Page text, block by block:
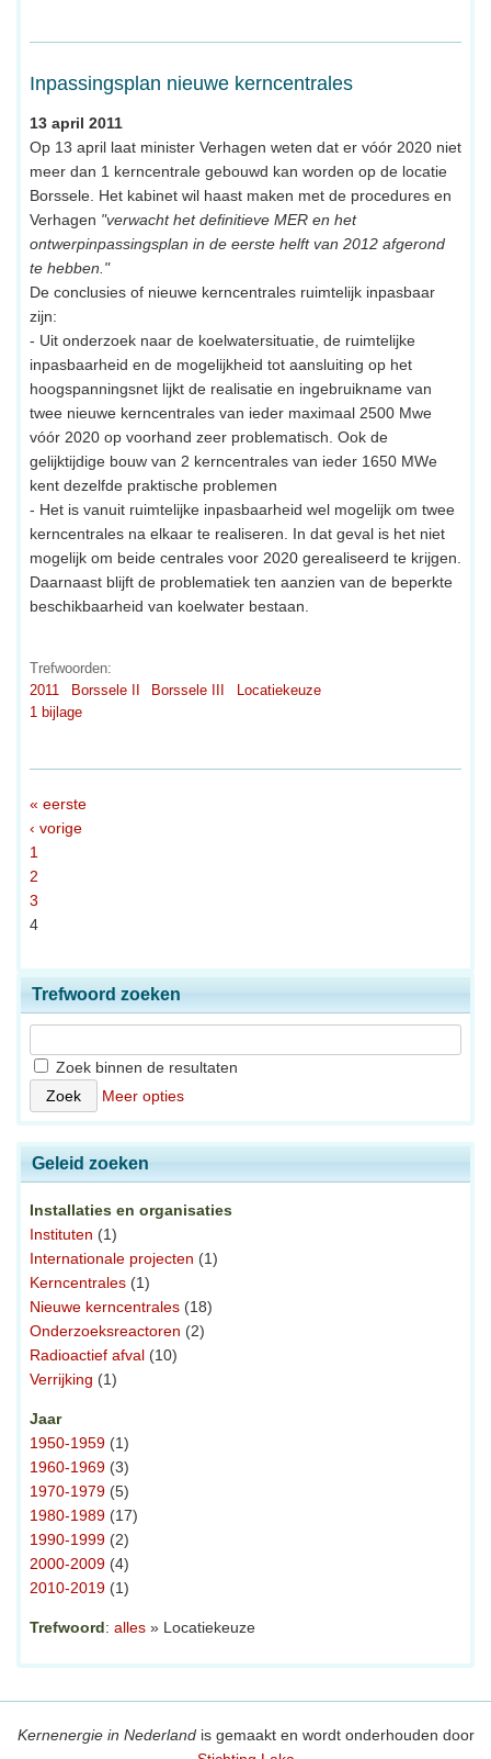
Inpassingsplan nieuwe kerncentrales
13 april 2011
Op 13 april laat minister Verhagen weten dat er vóór 2020 niet
meer dan 1 kerncentrale gebouwd kan worden op de locatie
Borssele. Het kabinet wil haast maken met de procedures en
Verhagen "verwacht het definitieve MER en het
ontwerpinpassingsplan in de eerste helft van 2012 afgerond
te hebben."
De conclusies of nieuwe kerncentrales ruimtelijk inpasbaar
zijn:
- Uit onderzoek naar de koelwatersituatie, de ruimtelijke
inpasbaarheid en de mogelijkheid tot aansluiting op het
hoogspanningsnet lijkt de realisatie en ingebruikname van
twee nieuwe kerncentrales van ieder maximaal 2500 Mwe
vóór 2020 op voorhand zeer problematisch. Ook de
gelijktijdige bouw van 2 kerncentrales van ieder 1650 MWe
kent dezelfde praktische problemen
- Het is vanuit ruimtelijke inpasbaarheid wel mogelijk om twee
kerncentrales na elkaar te realiseren. In dat geval is het niet
mogelijk om beide centrales voor 2020 gerealiseerd te krijgen.
Daarnaast blijft de problematiek ten aanzien van de beperkte
beschikbaarheid van koelwater bestaan.
Trefwoorden:
2011
Borssele II Borssele III
Locatiekeuze
1 bijlage
« eerste
‹ vorige
1
2
3
4
Trefwoord zoeken
Zoek binnen de resultaten
Meer opties
Geleid zoeken
Installaties en organisaties
Instituten (1)
Internationale projecten (1)
Kerncentrales (1)
Nieuwe kerncentrales (18)
Onderzoeksreactoren (2)
Radioactief afval (10)
Verrijking (1)
Jaar
1950-1959 (1)
1960-1969 (3)
1970-1979 (5)
1980-1989 (17)
1990-1999 (2)
2000-2009 (4)
2010-2019 (1)
Trefwoord: alles » Locatiekeuze
Kernenergie in Nederlandis gemaakt en wordt onderhouden door